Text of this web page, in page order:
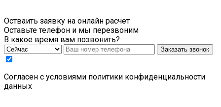
Остваить заявку на онлайн расчет
Оставьте телефон и мы перезвоним
В какое время вам позвонить?
Заказать звонок
Cогласен с условиями политики конфиденциальности
данных